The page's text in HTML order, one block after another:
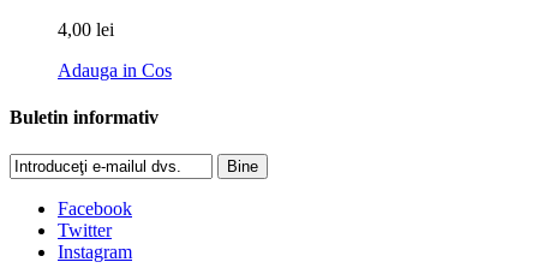
4,00 lei
Adauga in Cos
Buletin informativ
Bine
Facebook
Twitter
Instagram